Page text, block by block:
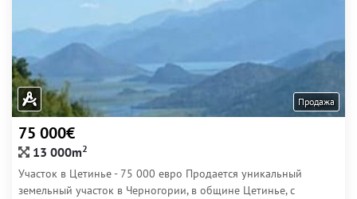
Продажа
75 000€
13 000m2
Участок в Цетинье - 75 000 евро Продается уникальный
земельный участок в Черногории, в общине Цетинье, с